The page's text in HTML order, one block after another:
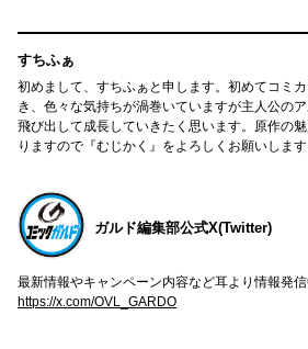
すちふぁ
初めまして、すちふぁと申します。初めてコミ
き、色々な気持ちが渦巻いていますが主人公の
飛び出して成長していきたく思います。原作の
りますので『むじかく』をよろしくお願いします
ガルド編集部公式X(Twitter)
最新情報やキャンペーン内容など耳より情報発信
https://x.com/OVL_GARDO